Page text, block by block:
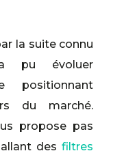
la suite connu
pu évoluer
positionnant
du marché.
propose pas
allant desfiltres